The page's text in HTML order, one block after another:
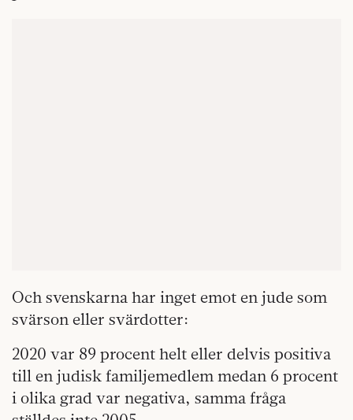
Och svenskarna har inget emot en jude som
svärson eller svärdotter:
2020 var 89 procent helt eller delvis positiva
till en judisk familjemedlem medan 6 procent
i olika grad var negativa, samma fråga